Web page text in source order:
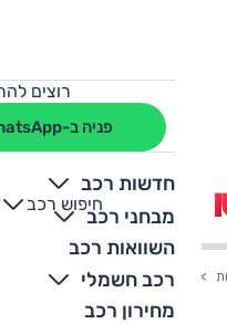
רוצים
פניה ב-WhatsApp
חדשות רכב
מבחני רכב
השוואות רכב
רכב חשמלי
מחירון רכב
חיפוש רכב
+
-
BYD אטו 3 המחודש בארץ – החל מ-170,000 שקלים